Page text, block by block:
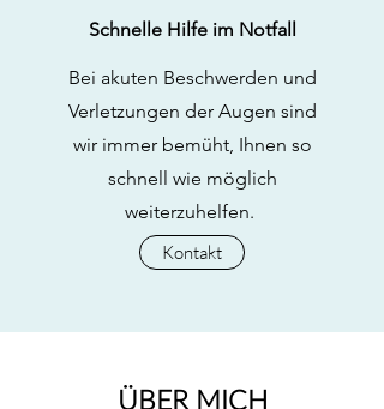
Schnelle Hilfe im Notfall
Bei akuten Beschwerden und
Verletzungen der Augen sind
wir immer bemüht, Ihnen so
schnell wie möglich
weiterzuhelfen. ​
Kontakt
ÜBER MICH